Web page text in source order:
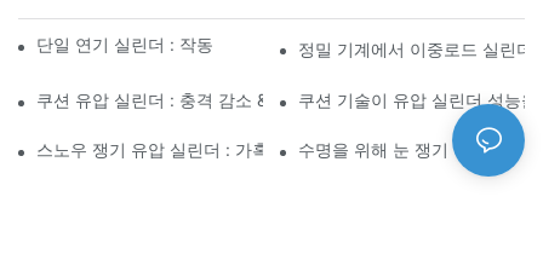
단일 연기 실린더 : 작동 방식 & 공통 응용 프로그램정밀 기계에서 이중로드 실린더
쿠션 유압 실린더 : 충격 감소 & 수명 연장쿠션 기술이 유압 실린더 성능
스노우 쟁기 유압 실린더 : 가혹한 겨울 조건을위한 주요 기능
수명을 위해 눈 쟁기 실린더를